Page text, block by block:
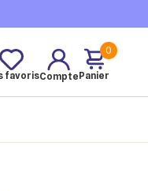
favorisCompte
0
Panier